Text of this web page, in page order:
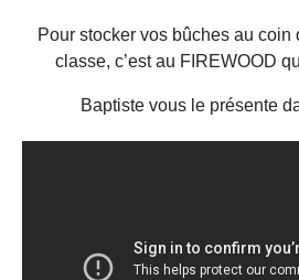
Pour stocker vos bûches au coin
classe, c’est au FIREWOOD
Baptiste vous le présente